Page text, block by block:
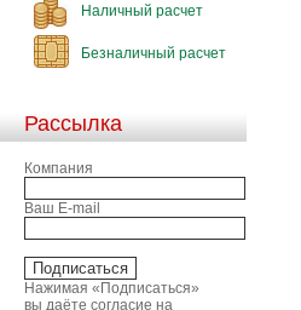
Наличный расчет
Безналичный расчет
Рассылка
Компания
Ваш E-mail
Нажимая «Подписаться»
вы даёте согласие на